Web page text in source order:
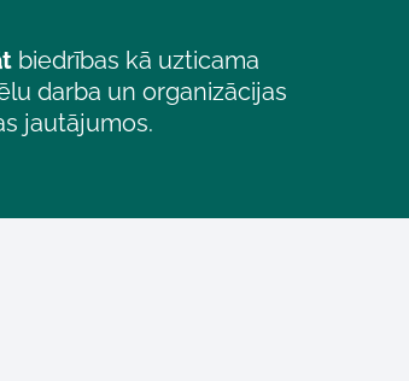
biedrības kā uzticama
darba un organizācijas
jautājumos.